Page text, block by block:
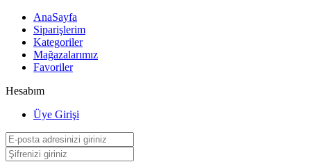
AnaSayfa
Siparişlerim
Kategoriler
Mağazalarımız
Favoriler
Hesabım
Üye Girişi